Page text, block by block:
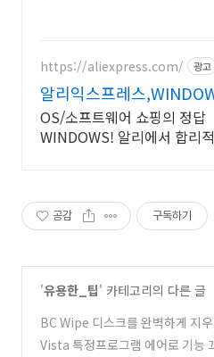
https://aliexpress.com/ 광고
알리익스프레스
맘에 쏙드는 오늘의 특가
OS/소프트웨어 쇼핑의 정답
WINDOWS! 알리에서 합리
공감 구독하기
'유용한_팁' 카테고리의 다른 글
BC Wipe 디스크를 완벽하게 지
Vista 특정프로그램 에어로 기능